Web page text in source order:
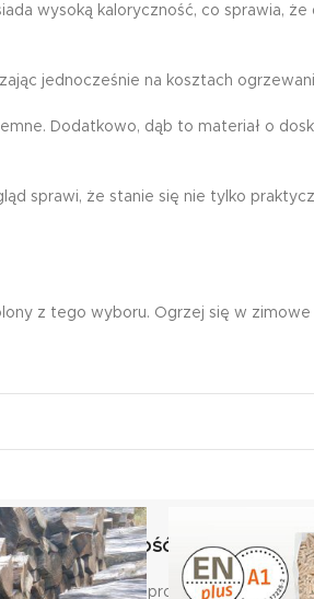
wysoką kaloryczność, co sprawia, że
jednocześnie na kosztach
Dodatkowo, dąb to materiał o
sprawi, że stanie się nie tylko
z tego wyboru. Ogrzej się w
NAJWYŻSZA JAKOŚĆ
Wyselekcjonowane produkty